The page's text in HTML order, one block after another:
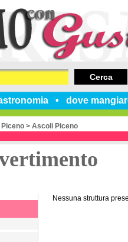
dove
Cerca
> Ascoli Piceno
Nessuna struttura